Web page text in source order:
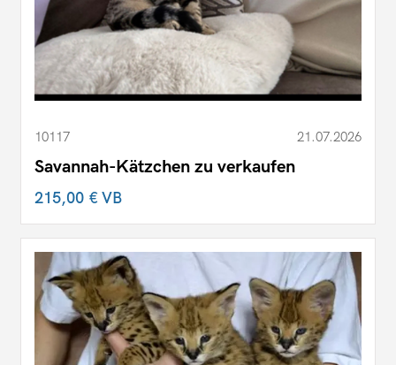
10117 21.07.2026
Savannah-Kätzchen zu verkaufen
215,00 €VB